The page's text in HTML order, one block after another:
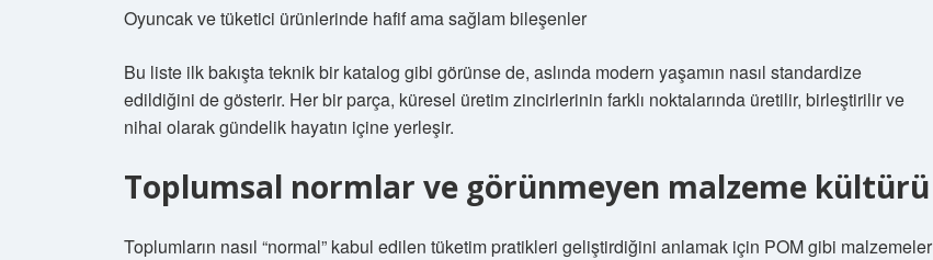
Oyuncak ve tüketici ürünlerinde hafif ama sağlam bileşenler
Bu liste ilk bakışta teknik bir katalog gibi görünse de, aslında modern yaşamın nasıl standardize
edildiğini de gösterir. Her bir parça, küresel üretim zincirlerinin farklı noktalarında üretilir, birleştirilir ve
nihai olarak gündelik hayatın içine yerleşir.
Toplumsal normlar ve görünmeyen malzeme kültürü
Toplumların nasıl “normal” kabul edilen tüketim pratikleri geliştirdiğini anlamak için POM gibi malzemeler